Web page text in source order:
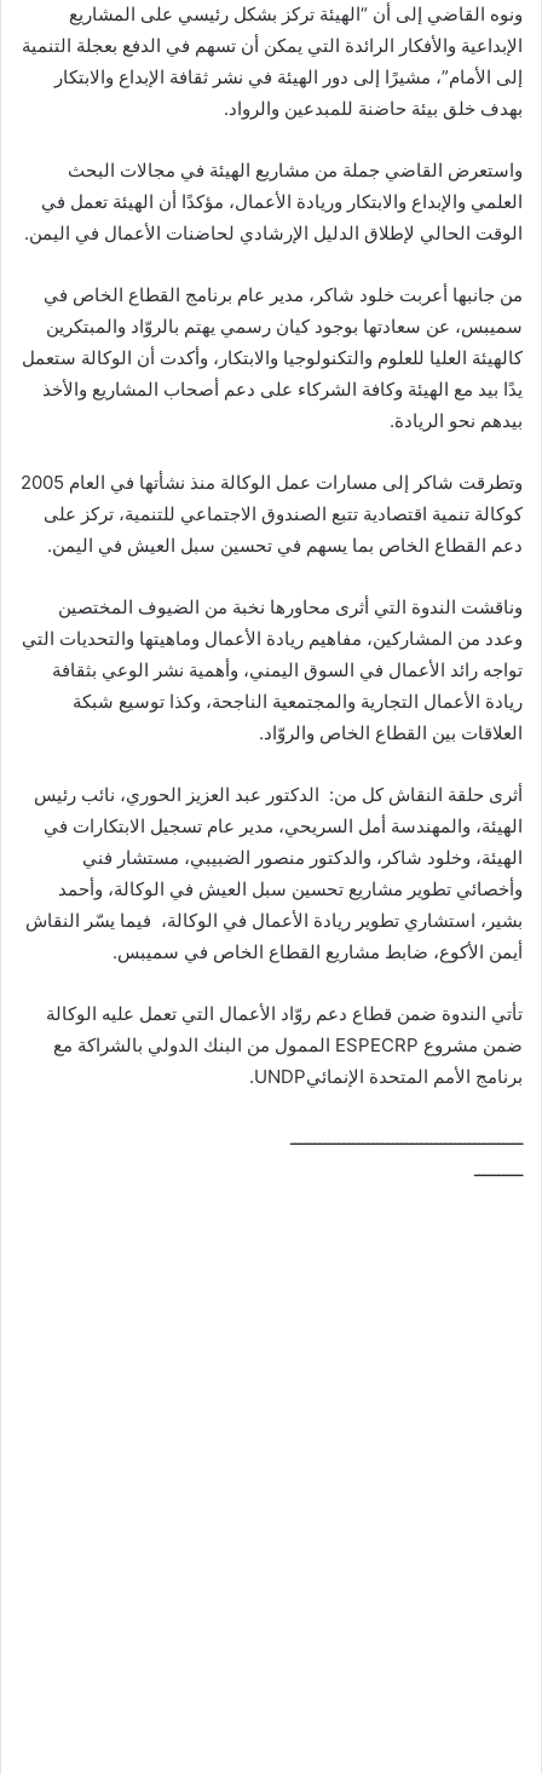
ونوه القاضي إلى أن “الهيئة تركز بشكل رئيسي على المشاريع
الإبداعية والأفكار الرائدة التي يمكن أن تسهم في الدفع بعجلة التنمية
إلى الأمام”، مشيرًا إلى دور الهيئة في نشر ثقافة الإبداع والابتكار
بهدف خلق بيئة حاضنة للمبدعين والرواد.
واستعرض القاضي جملة من مشاريع الهيئة في مجالات البحث
العلمي والإبداع والابتكار وريادة الأعمال، مؤكدًا أن الهيئة تعمل في
الوقت الحالي لإطلاق الدليل الإرشادي لحاضنات الأعمال في اليمن.
من جانبها أعربت خلود شاكر، مدير عام برنامج القطاع الخاص في
سميبس، عن سعادتها بوجود كيان رسمي يهتم بالروّاد والمبتكرين
كالهيئة العليا للعلوم والتكنولوجيا والابتكار، وأكدت أن الوكالة ستعمل
يدًا بيد مع الهيئة وكافة الشركاء على دعم أصحاب المشاريع والأخذ
بيدهم نحو الريادة.
وتطرقت شاكر إلى مسارات عمل الوكالة منذ نشأتها في العام 2005
كوكالة تنمية اقتصادية تتبع الصندوق الاجتماعي للتنمية، تركز على
دعم القطاع الخاص بما يسهم في تحسين سبل العيش في اليمن.
وناقشت الندوة التي أثرى محاورها نخبة من الضيوف المختصين
وعدد من المشاركين، مفاهيم ريادة الأعمال وماهيتها والتحديات التي
تواجه رائد الأعمال في السوق اليمني، وأهمية نشر الوعي بثقافة
ريادة الأعمال التجارية والمجتمعية الناجحة، وكذا توسيع شبكة
العلاقات بين القطاع الخاص والروّاد.
أثرى حلقة النقاش كل من: الدكتور عبد العزيز الحوري، نائب رئيس
الهيئة، والمهندسة أمل السريحي، مدير عام تسجيل الابتكارات في
الهيئة، وخلود شاكر، والدكتور منصور الضبيبي، مستشار فني
وأخصائي تطوير مشاريع تحسين سبل العيش في الوكالة، وأحمد
بشير، استشاري تطوير ريادة الأعمال في الوكالة، فيما يسّر النقاش
أيمن الأكوع، ضابط مشاريع القطاع الخاص في سميبس.
تأتي الندوة ضمن قطاع دعم روّاد الأعمال التي تعمل عليه الوكالة
ضمن مشروع ESPECRP الممول من البنك الدولي بالشراكة مع
برنامج الأمم المتحدة الإنمائيUNDP.
ــــــــــــــــــــــــــــــــــــــــــــــــ
ــــــــــ